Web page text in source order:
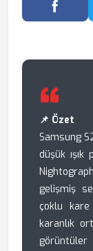
📌 Özet
Samsung
düşük
gelişmiş
çoklu
karanlık